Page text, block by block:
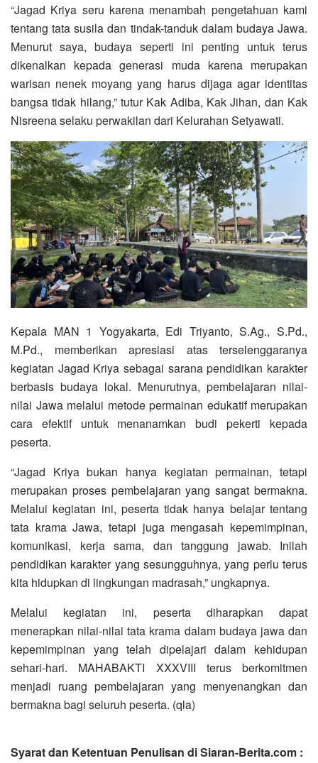
“Jagad Kriya seru karena menambah pengetahuan kami
tentang tata susila dan tindak-tanduk dalam budaya Jawa.
Menurut saya, budaya seperti ini penting untuk terus
dikenalkan kepada generasi muda karena merupakan
warisan nenek moyang yang harus dijaga agar identitas
bangsa tidak hilang,” tutur Kak Adiba, Kak Jihan, dan Kak
Nisreena selaku perwakilan dari Kelurahan Setyawati.
Kepala MAN 1 Yogyakarta, Edi Triyanto, S.Ag., S.Pd.,
M.Pd., memberikan apresiasi atas terselenggaranya
kegiatan Jagad Kriya sebagai sarana pendidikan karakter
berbasis budaya lokal. Menurutnya, pembelajaran nilai-
nilai Jawa melalui metode permainan edukatif merupakan
cara efektif untuk menanamkan budi pekerti kepada
peserta.
“Jagad Kriya bukan hanya kegiatan permainan, tetapi
merupakan proses pembelajaran yang sangat bermakna.
Melalui kegiatan ini, peserta tidak hanya belajar tentang
tata krama Jawa, tetapi juga mengasah kepemimpinan,
komunikasi, kerja sama, dan tanggung jawab. Inilah
pendidikan karakter yang sesungguhnya, yang perlu terus
kita hidupkan di lingkungan madrasah,” ungkapnya.
Melalui kegiatan ini, peserta diharapkan dapat
menerapkan nilai-nilai tata krama dalam budaya jawa dan
kepemimpinan yang telah dipelajari dalam kehidupan
sehari-hari. MAHABAKTI XXXVIII terus berkomitmen
menjadi ruang pembelajaran yang menyenangkan dan
bermakna bagi seluruh peserta. (qla)
Syarat dan Ketentuan Penulisan di Siaran-Berita.com :